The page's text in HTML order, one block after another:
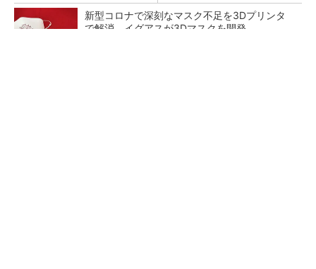
新型コロナで深刻なマスク不足を3Dプリンタ
で解消、イグアスが3Dマスクを開発